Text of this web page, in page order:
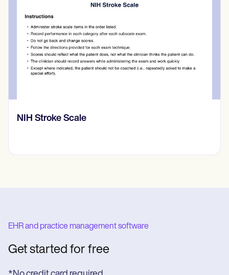
NIH Stroke Scale
EHR and practice management software
Get started for free